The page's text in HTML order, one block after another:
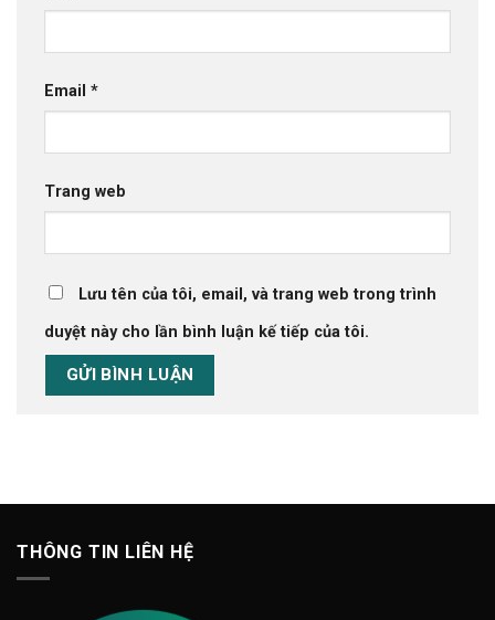
Email *
Trang web
Lưu tên của tôi, email, và trang web trong trình
duyệt này cho lần bình luận kế tiếp của tôi.
THÔNG TIN LIÊN HỆ